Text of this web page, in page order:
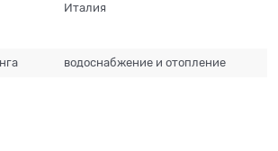
Италия
водоснабжение и отопление